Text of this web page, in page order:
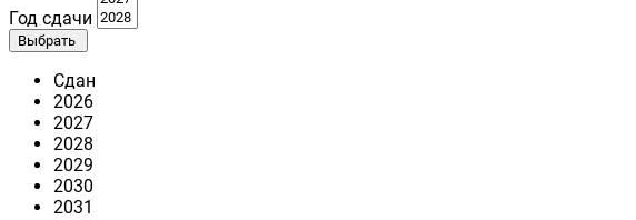
Год сдачи
Выбрать
Сдан
2026
2027
2028
2029
2030
2031